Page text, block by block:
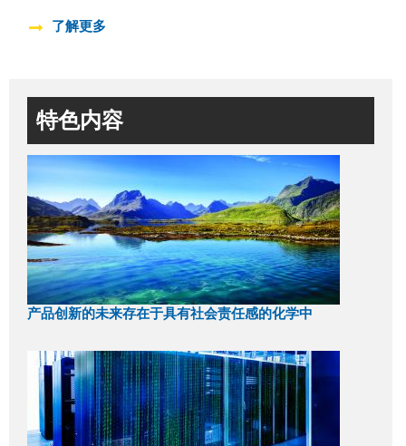
了解更多
特色内容
产品创新的未来存在于具有社会责任感的化学中